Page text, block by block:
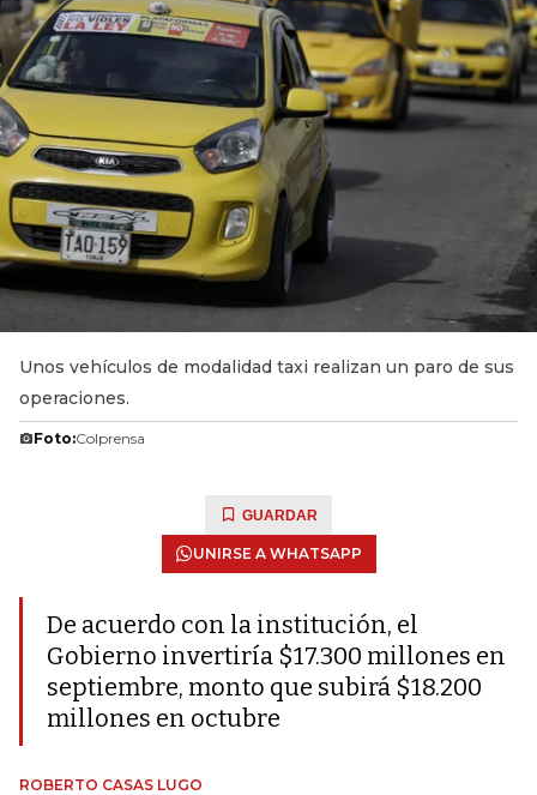
Unos vehículos de modalidad taxi realizan un paro de sus
operaciones.
Foto:Colprensa
GUARDAR
UNIRSE A WHATSAPP
De acuerdo con la institución, el
Gobierno invertiría $17.300 millones en
septiembre, monto que subirá $18.200
millones en octubre
ROBERTO CASAS LUGO